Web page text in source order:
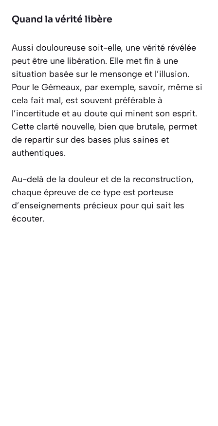
Quand la vérité libère
Aussi douloureuse soit-elle, une vérité révélée
peut être une libération. Elle met fin à une
situation basée sur le mensonge et l’illusion.
Pour le Gémeaux, par exemple, savoir, même si
cela fait mal, est souvent préférable à
l’incertitude et au doute qui minent son esprit.
Cette clarté nouvelle, bien que brutale, permet
de repartir sur des bases plus saines et
authentiques.
Au-delà de la douleur et de la reconstruction,
chaque épreuve de ce type est porteuse
d’enseignements précieux pour qui sait les
écouter.